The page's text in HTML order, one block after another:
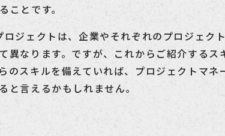
ことです。
ロジェクトは、企業やそれぞれのプロジェク
異なります。ですが、これからご紹介する
のスキルを備えていれば、プロジェクトマ
と言えるかもしれません。